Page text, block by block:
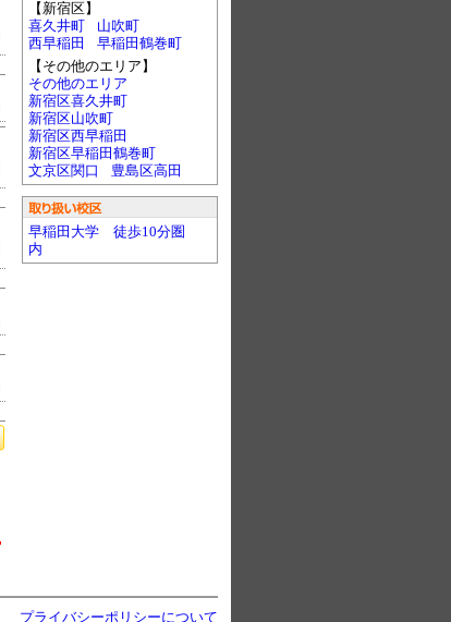
【新宿区】
喜久井町
山吹町
西早稲田
早稲田鶴巻町
【その他のエリア】
その他のエリア
新宿区喜久井町
新宿区山吹町
新宿区西早稲田
新宿区早稲田鶴巻町
文京区関口
豊島区高田
早稲田大学 徒歩10分圏
内
プライバシーポリシーについて